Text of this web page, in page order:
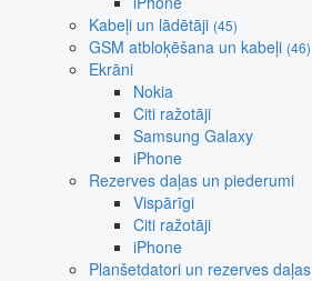
Kabeļi un lādētāji (45)
GSM atbloķēšana un kabeļi (46)
Ekrāni
Nokia
Citi ražotāji
Samsung Galaxy
iPhone
Rezerves daļas un piederumi
Vispārīgi
Citi ražotāji
iPhone
Planšetdatori un rezerves daļas